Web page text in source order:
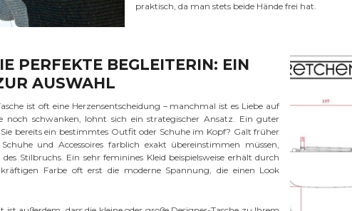
praktisch, da man stets beide Hände frei hat.
PERFEKTE BEGLEITERIN: EIN
AUSWAHL
ist oft eine Herzensentscheidung – manchmal ist es Liebe auf
noch schwanken, lohnt sich ein strategischer Ansatz. Ein guter
bereits ein bestimmtes Outfit oder Schuhe im Kopf? Galt früher
und Accessoires farblich exakt übereinstimmen müssen,
Stilbruchs. Ein sehr feminines Kleid beispielsweise erhält durch
Farbe oft erst die moderne Spannung, die einen Look